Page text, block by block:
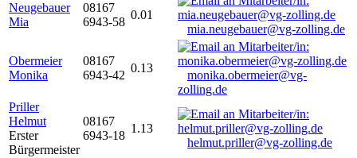
Neugebauer
Mia
08167
6943-58
0.01
mia.neugebauer@vg-zolling.de
Obermeier
Monika
08167
6943-42
0.13
monika.obermeier@vg-
zolling.de
Priller
Helmut
Erster
Bürgermeister
08167
6943-18
1.13
helmut.priller@vg-zolling.de